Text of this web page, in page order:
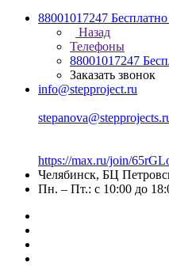
88001017247
Назад
Телефоны
88001017247
Заказать звонок
info@stepproject.ru
https://max.ru/join/
Челябинск, БЦ
Пн. – Пт.: с 10:00 до